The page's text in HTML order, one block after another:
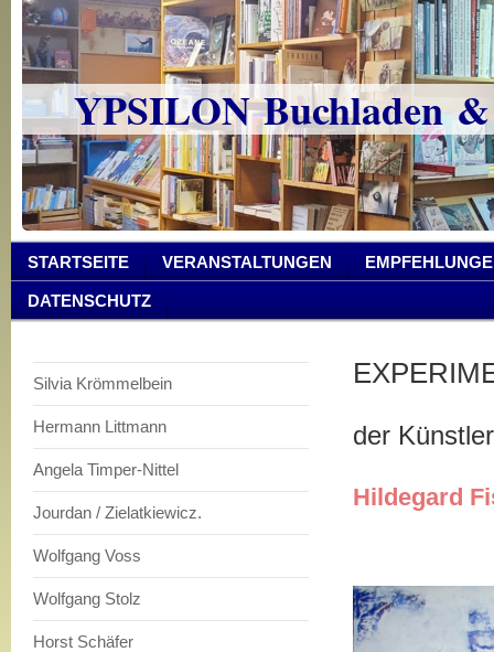
YPSILON Buchladen
STARTSEITE VERANSTALTUNGEN
DATENSCHUTZ
Silvia Krömmelbein
Hermann Littmann
Angela Timper-Nittel
Jourdan / Zielatkiewicz.
Wolfgang Voss
Wolfgang Stolz
Horst Schäfer
der
Hildegard